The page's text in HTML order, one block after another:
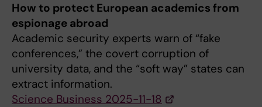
How to protect European academics from
espionage abroad
Academic security experts warn of “fake
conferences,” the covert corruption of
university data, and the “soft way” states can
extract information.
Science Business 2025-11-18